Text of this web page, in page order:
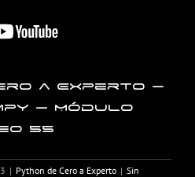
a Experto –
– Módulo
55
| Python de Cero a Experto | Sin